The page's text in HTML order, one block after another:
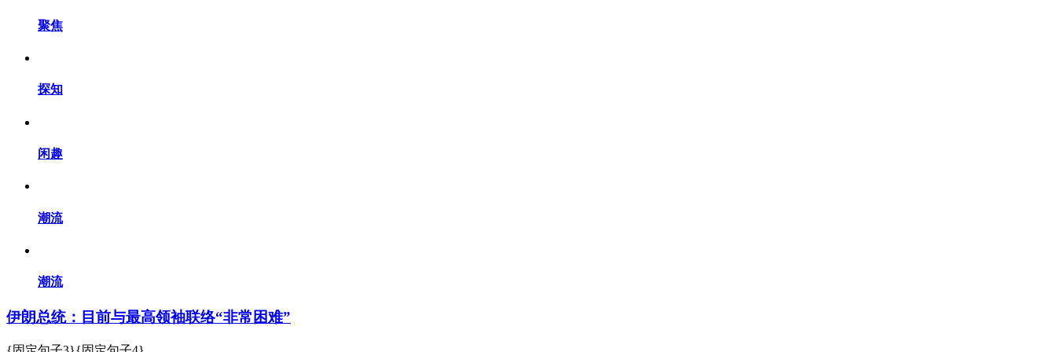
聚焦
探知
闲趣
潮流
潮流
伊朗总统：目前与最高领袖联络“非常困难”